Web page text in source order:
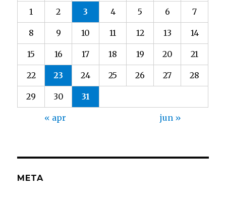
1 2 3 4 5 6 7
8 9 10 11 12 13 14
15 16 17 18 19 20 21
22 23 24 25 26 27 28
29 30 31
« apr jun »
META